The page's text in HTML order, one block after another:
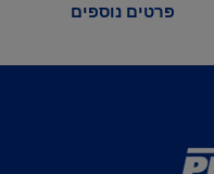
פרטים נוספים